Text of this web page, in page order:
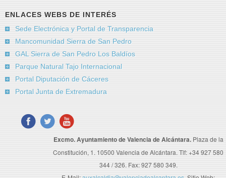
ENLACES WEBS DE INTERÉS
Sede Electrónica y Portal de Transparencia
Mancomunidad Sierra de San Pedro
GAL Sierra de San Pedro Los Baldíos
Parque Natural Tajo Internacional
Portal Diputación de Cáceres
Portal Junta de Extremadura
Excmo. Ayuntamiento de Valencia de Alcántara. Plaza de la
Constitución, 1. 10500 Valencia de Alcántara. Tlf: +34 927 580
344 / 326. Fax: 927 580 349.